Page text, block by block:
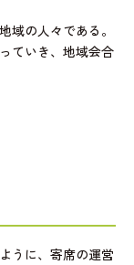
域の人々である。
ていき、地域会合
うに、寄席の運営